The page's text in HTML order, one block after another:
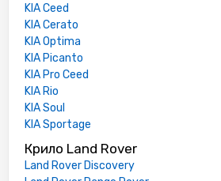
KIA Ceed
KIA Cerato
KIA Optima
KIA Picanto
KIA Pro Ceed
KIA Rio
KIA Soul
KIA Sportage
Крило Land Rover
Land Rover Discovery